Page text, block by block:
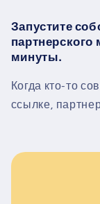
Запустите
партнерского
минуты.
Когда кто-то
ссылке,